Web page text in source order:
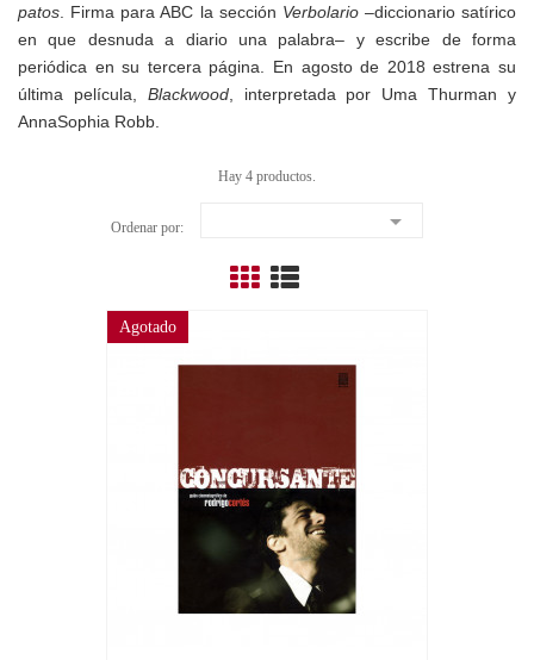
patos . Firma para ABC la sección Verbolario–diccionario satírico
en que desnuda a diario una palabra– y escribe de forma
periódica en su tercera página. En agosto de 2018 estrena su
última película, Blackwood, interpretada por Uma Thurman y
AnnaSophia Robb.
Hay 4 productos.
Ordenar por: 
Agotado